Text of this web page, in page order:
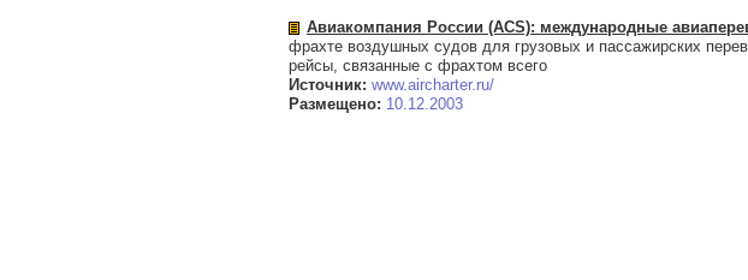
Авиакомпания России (ACS): международные
фрахте воздушных судов для грузовых и пассажирских
рейсы, связанные с фрахтом всего
Источник: www.aircharter.ru/
Размещено: 10.12.2003